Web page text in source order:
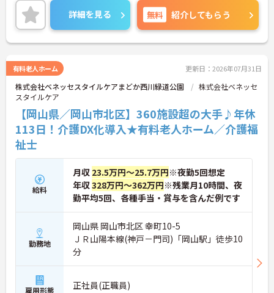
【プライベートとの両立がしやすい環境です】
・有給取得促進手当の支給や、5連休以上の長期休
・中途入社比率が6割を超えており、風通しが良
く、新しい方もこれまでの経験を活かしてすぐに馴
染める温かい社風です。
の社内資格「マジ神制度」。認知症ケア等の分野で
認定されると最大月4万円の手当が加算され、確実
な収入アップが可能です。また、スマホでの記録入
力や睡眠センサー等のDX化により、夜間業務などの
象となる年間3万円の医療費補助など大手ならでは
の圧倒的な福利厚生のもと、ケアマネジャーへのス
テップアップ等、介護のプロとして長期的なキャリ
アを築けます。
★おすすめPOINT★
【これまでの経験・専門性が正当に評価される環境
です】
・独自の社内資格「マジ神制度」があり、認定され
ると1資格につき月1万円（最大4万円）の手当が加
算されます。
・ケアマネジャーの受験料や対策講座、更新費用ま
で全額補助されるため、次のステップアップを自己
【最先端のDX導入で、身体的・精神的な負担を軽
減】
・スマホ記録や睡眠センサーを活用したデータに基
担を大きく軽減しています。
・業務の効率化により月の平均残業時間は10時間程
詳細を見る 無料 紹介してもらう
有料老人ホーム 更新日：2026年07月31日
株式会社ベネッセスタイルケアまどか西川緑道公園
株式会社ベネッセ
スタイルケア
【岡山県／岡山市北区】360施設超の大手♪年休
113日！介護DX化導入★有料老人ホーム／介護福
祉士
給料
月収 23.5万円～25.7万円※夜勤5回想定
年収328万円～362万円※残業月10時間、夜
勤平均5回、各種手当・賞与を含んだ例です
勤務地
岡山県 岡山市北区 幸町10-5
ＪＲ山陽本線(神戸－門司)「岡山駅」徒歩10
分
雇用形態 正社員(正職員)